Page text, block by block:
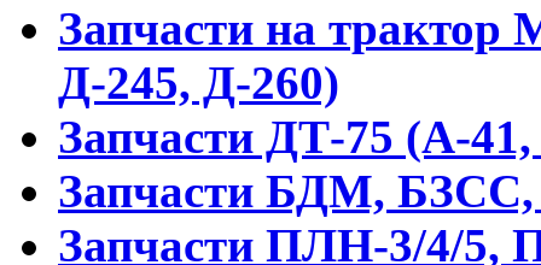
Запчасти на
Д-245, Д-260)
Запчасти ДТ-75 (А-
Запчасти БДМ,
Запчасти ПЛН-3/4/5,